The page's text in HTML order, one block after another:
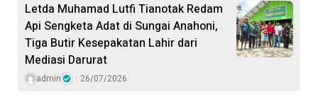
Letda Muhamad Lutfi Tianotak Redam
Api Sengketa Adat di Sungai Anahoni,
Tiga Butir Kesepakatan Lahir dari
Mediasi Darurat
admin 26/07/2026